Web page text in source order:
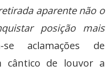
aparente não o
posição mais
se aclamações de
cântico de louvor a